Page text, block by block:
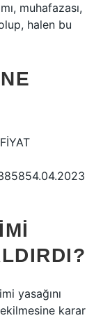
muhafazası,
halen bu
yasağını
karar